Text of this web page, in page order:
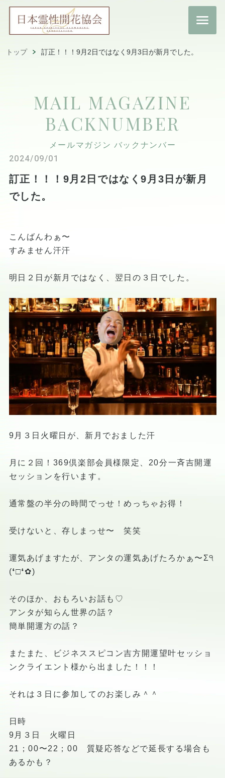
トップ 訂正！！！9月2日ではなく9月3日が新月でした。
MAIL MAGAZINE
BACKNUMBER
メールマガジン バックナンバー
2024/09/01
訂正！！！9月2日ではなく9月3日が新月
でした。
こんばんわぁ〜
すみません汗汗
明日２日が新月ではなく、翌日の３日でした。
9月３日火曜日が、新月でおました汗
月に２回！369倶楽部会員様限定、20分一斉吉開運
セッションを行います。
通常盤の半分の時間でっせ！めっちゃお得！
受けないと、存しまっせ〜 笑笑
運気あげますたが、アンタの運気あげたろかぁ〜Σ੧
(❛□❛✿)
そのほか、おもろいお話も♡
アンタが知らん世界の話？
簡単開運方の話？
またまた、ビジネススピコン吉方開運望叶セッショ
ンクライエント様から出ました！！！
それは３日に参加してのお楽しみ＾＾
日時
9月３日 火曜日
21；00〜22；00 質疑応答などで延長する場合も
あるかも？